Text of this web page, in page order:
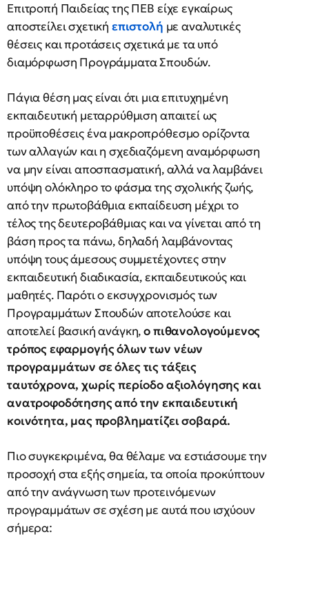
Επιτροπή Παιδείας της ΠΕΒ είχε εγκαίρως
αποστείλει σχετική επιστολή με αναλυτικές
θέσεις και προτάσεις σχετικά με τα υπό
διαμόρφωση Προγράμματα Σπουδών.
Πάγια θέση μας είναι ότι μια επιτυχημένη
εκπαιδευτική μεταρρύθμιση απαιτεί ως
προϋποθέσεις ένα μακροπρόθεσμο ορίζοντα
των αλλαγών και η σχεδιαζόμενη αναμόρφωση
να μην είναι αποσπασματική, αλλά να λαμβάνει
υπόψη ολόκληρο το φάσμα της σχολικής ζωής,
από την πρωτοβάθμια εκπαίδευση μέχρι το
τέλος της δευτεροβάθμιας και να γίνεται από τη
βάση προς τα πάνω, δηλαδή λαμβάνοντας
υπόψη τους άμεσους συμμετέχοντες στην
εκπαιδευτική διαδικασία, εκπαιδευτικούς και
μαθητές. Παρότι ο εκσυγχρονισμός των
Προγραμμάτων Σπουδών αποτελούσε και
αποτελεί βασική ανάγκη,ο πιθανολογούμενος
τρόπος εφαρμογής όλων των νέων
προγραμμάτων σε όλες τις τάξεις
ταυτόχρονα, χωρίς περίοδο αξιολόγησης και
ανατροφοδότησης από την εκπαιδευτική
κοινότητα, μας προβληματίζει σοβαρά.
Πιο συγκεκριμένα, θα θέλαμε να εστιάσουμε την
προσοχή στα εξής σημεία, τα οποία προκύπτουν
από την ανάγνωση των προτεινόμενων
προγραμμάτων σε σχέση με αυτά που ισχύουν
σήμερα: